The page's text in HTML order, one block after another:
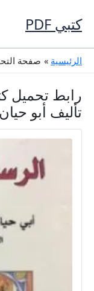
إلى
المحتوى
كتبي PDF
الرئيسية صفحة
تأليف أبو